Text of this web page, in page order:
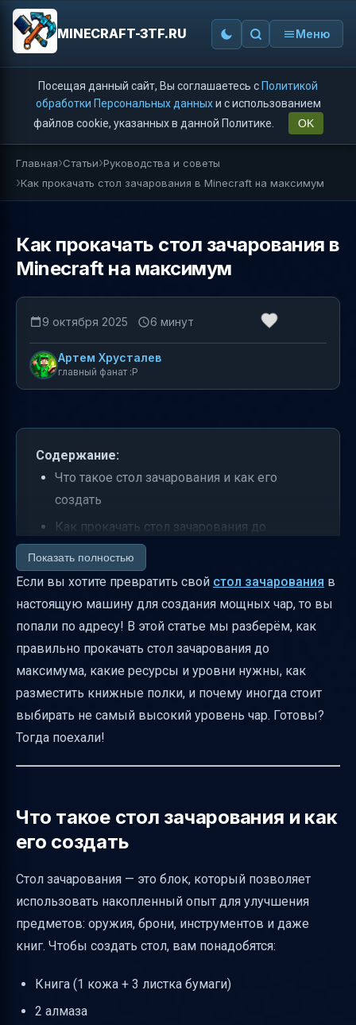
MINECRAFT-3TF.RU Меню
Посещая данный сайт, Вы соглашаетесь с Политикой
обработки Персональных данныхи с использованием
файлов cookie, указанных в данной Политике.
OK
Главная Статьи Руководства и советы
Как прокачать стол зачарования в Minecraft на максимум
Как прокачать стол зачарования в
Minecraft на максимум
9 октября 2025 6 минут
Артем Хрусталев
главный фанат :P
Содержание:
Что такое стол зачарования и как его
создать
Как прокачать стол зачарования до
максимума
Как получить и использовать опыт для
зачарования
Лазурит — топливо для чар
Как правильно размещать книжные полки
Какие предметы лучше зачаровывать
Как работает подсветка чар и зачем она
Как объединять чары на наковальне
Распространённые ошибки при
Особенности версии Minecraft 1.8
Таблица основных параметров для
прокачки стола зачарования
Показать полностью
Если вы хотите превратить свой стол зачарования в
настоящую машину для создания мощных чар, то вы
попали по адресу! В этой статье мы разберём, как
правильно прокачать стол зачарования до
максимума, какие ресурсы и уровни нужны, как
разместить книжные полки, и почему иногда стоит
выбирать не самый высокий уровень чар. Готовы?
Тогда поехали!
Что такое стол зачарования и как
его создать
Стол зачарования — это блок, который позволяет
использовать накопленный опыт для улучшения
предметов: оружия, брони, инструментов и даже
книг. Чтобы создать стол, вам понадобятся:
Книга (1 кожа + 3 листка бумаги)
2 алмаза